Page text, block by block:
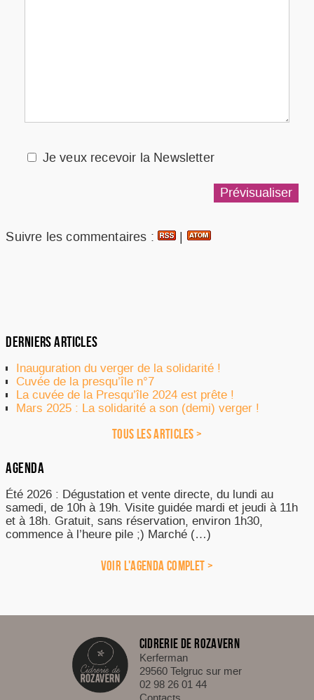
Je veux recevoir la Newsletter
Suivre les commentaires : |
DERNIERS ARTICLES
Inauguration du verger de la solidarité !
Cuvée de la presqu’île n°7
La cuvée de la Presqu’île 2024 est prête !
Mars 2025 : La solidarité a son (demi) verger !
TOUS LES ARTICLES >
AGENDA
Été 2026 : Dégustation et vente directe, du lundi au
samedi, de 10h à 19h. Visite guidée mardi et jeudi à 11h
et à 18h. Gratuit, sans réservation, environ 1h30,
commence à l’heure pile ;) Marché (…)
VOIR L'AGENDA COMPLET >
CIDRERIE DE ROZAVERN
Kerferman
29560 Telgruc sur mer
02 98 26 01 44